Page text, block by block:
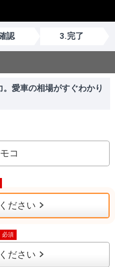
認 3.完了
愛車の相場がすぐわかり
コ
ださい
ださい